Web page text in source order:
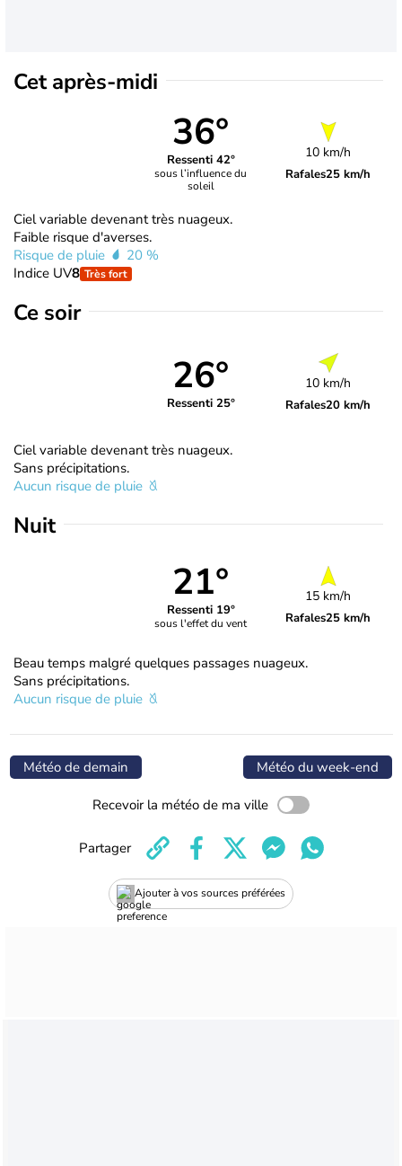
Cet après-midi
36°
Ressenti 42°
sous l’influence du
soleil
10 km/h
Rafales25 km/h
Ciel variable devenant très nuageux.
Faible risque d'averses.
Risque de pluie
20 %
Indice UV8 Très fort
Ce soir
26°
Ressenti 25°
10 km/h
Rafales20 km/h
Ciel variable devenant très nuageux.
Sans précipitations.
Aucun risque de pluie
Nuit
21°
Ressenti 19°
sous l'effet du vent
15 km/h
Rafales25 km/h
Beau temps malgré quelques passages nuageux.
Sans précipitations.
Aucun risque de pluie
Météo de demain Météo du week-end
Recevoir la météo de ma ville
Ajouter à vos sources préférées
Partager